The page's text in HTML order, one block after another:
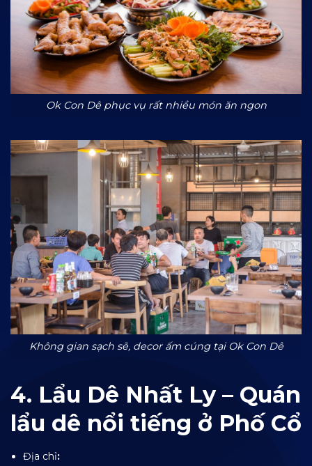
Ok Con Dê phục vụ rất nhiều món ăn ngon
Không gian sạch sẽ, decor ấm cúng tại Ok Con Dê
4. Lẩu Dê Nhất Ly – Quán
lẩu dê nổi tiếng ở Phố Cổ
Địa chỉ: